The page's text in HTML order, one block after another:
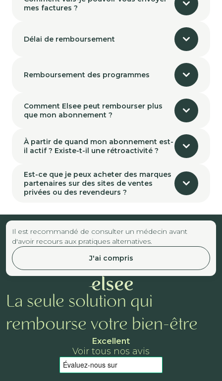
mes factures ?
Délai de remboursement
Remboursement des programmes
Comment Elsee peut rembourser plus
que mon abonnement ?
À partir de quand mon abonnement est-
il actif ? Existe-t-il une rétroactivité ?
Est-ce que je peux acheter des marques
partenaires sur des sites de ventes
privées ou des revendeurs ?
Il est recommandé de consulter un médecin avant
d'avoir recours aux pratiques alternatives.
J'ai compris
La seule solution qui
rembourse votre bien-être
Excellent
Voir tous nos avis